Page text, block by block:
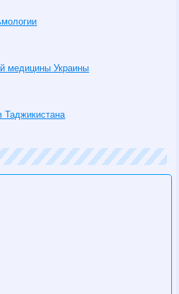
медицины Украины
Таджикистана